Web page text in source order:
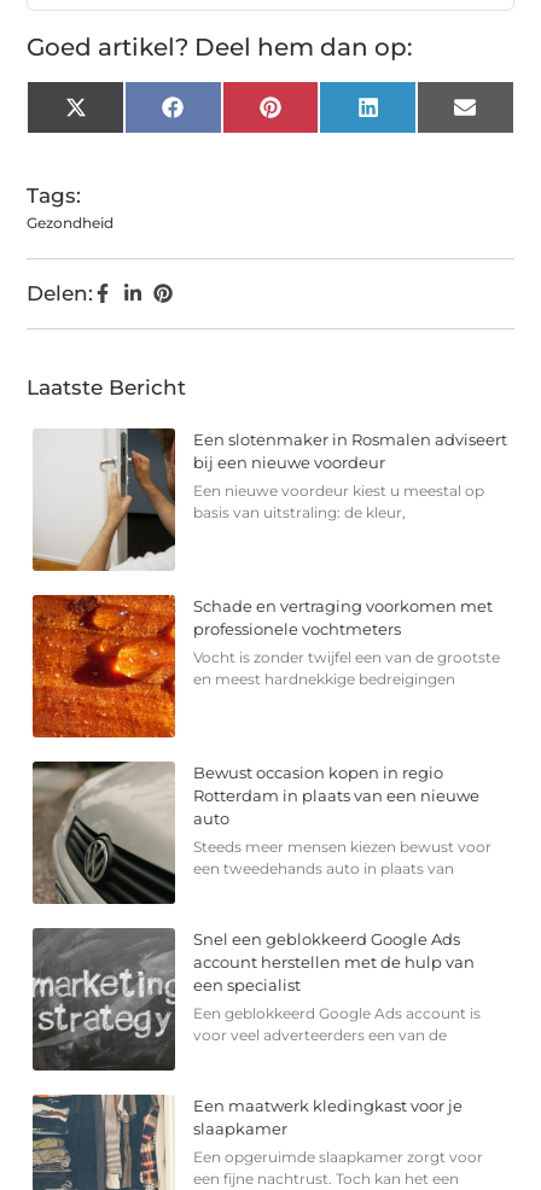
Goed artikel? Deel hem dan op:
X
(Twitter)
FacebookPinterest LinkedIn Email
Tags:
Gezondheid
Delen:
Laatste Bericht
Een slotenmaker in Rosmalen adviseert
bij een nieuwe voordeur
Een nieuwe voordeur kiest u meestal op
basis van uitstraling: de kleur,
Schade en vertraging voorkomen met
professionele vochtmeters
Vocht is zonder twijfel een van de grootste
en meest hardnekkige bedreigingen
Bewust occasion kopen in regio
Rotterdam in plaats van een nieuwe
auto
Steeds meer mensen kiezen bewust voor
een tweedehands auto in plaats van
Snel een geblokkeerd Google Ads
account herstellen met de hulp van
een specialist
Een geblokkeerd Google Ads account is
voor veel adverteerders een van de
Een maatwerk kledingkast voor je
slaapkamer
Een opgeruimde slaapkamer zorgt voor
een fijne nachtrust. Toch kan het een